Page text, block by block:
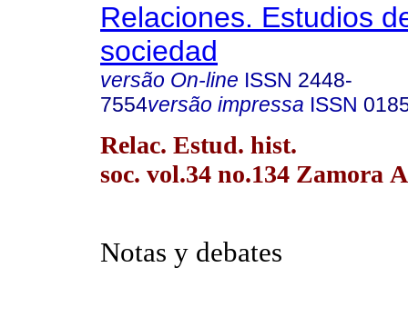
Relaciones. Estudios
sociedad
versão On-line ISSN 2448-
7554versão impressa ISSN
Relac. Estud. hist.
soc. vol.34 no.134 Zamora
Notas y debates